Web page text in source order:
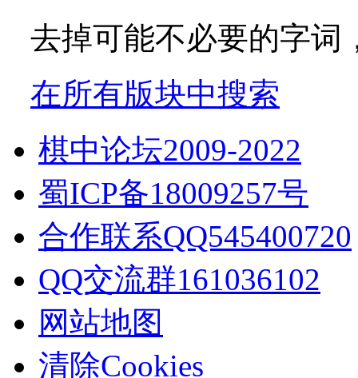
去掉可能不必要的字词
在所有版块中搜索
棋中论坛2009-2022
蜀ICP备18009257号
合作联系QQ545400720
QQ交流群161036102
网站地图
清除Cookies